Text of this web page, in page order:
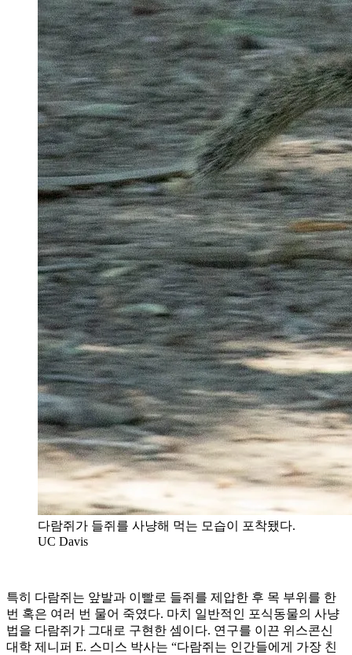
다람쥐가 들쥐를 사냥해 먹는 모습이 포착됐다.
UC Davis
특히 다람쥐는 앞발과 이빨로 들쥐를 제압한 후 목 부위를 한
번 혹은 여러 번 물어 죽였다. 마치 일반적인 포식동물의 사냥
법을 다람쥐가 그대로 구현한 셈이다. 연구를 이끈 위스콘신
대학 제니퍼 E. 스미스 박사는 “다람쥐는 인간들에게 가장 친